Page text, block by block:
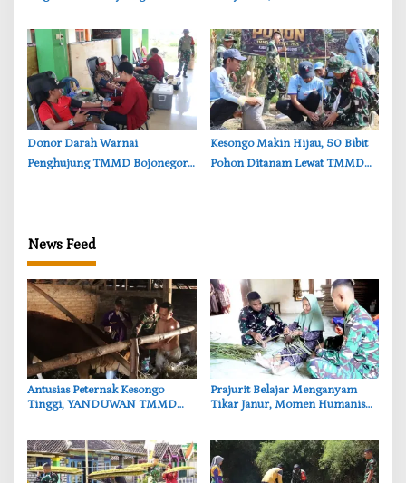
Alami
‎Donor Darah Warnai
Penghujung TMMD Bojonegoro
‎Kesongo Makin Hijau, 50 Bibit
Pohon Ditanam Lewat TMMD
News Feed
‎Antusias Peternak Kesongo
Tinggi, YANDUWAN TMMD
‎Prajurit Belajar Menganyam
Tikar Janur, Momen Humanis